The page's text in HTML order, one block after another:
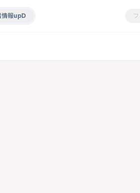
情報upD